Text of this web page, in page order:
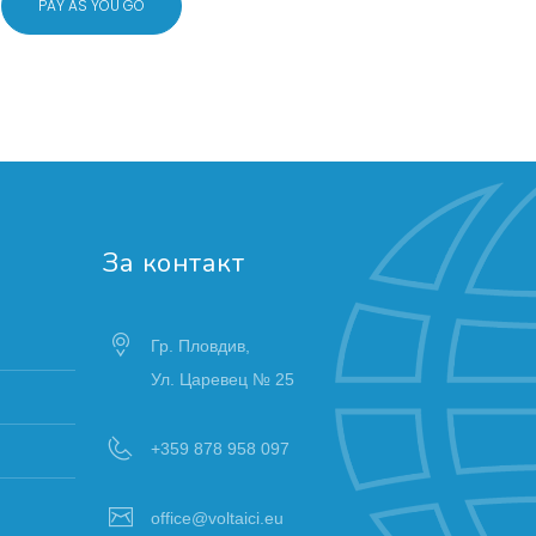
PAY AS YOU GO
За контакт
Гр. Пловдив,
Ул. Царевец № 25
+359 878 958 097
office@voltaici.eu